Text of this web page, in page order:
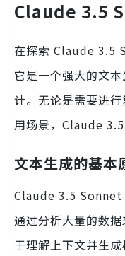
Claude 3.5
在探索 Claude 3.5
它是一个强大的文
计。无论是需要进
用场景，Claude
文本生成的基本
Claude 3.5 Sonnet
通过分析大量的数
于理解上下文并生